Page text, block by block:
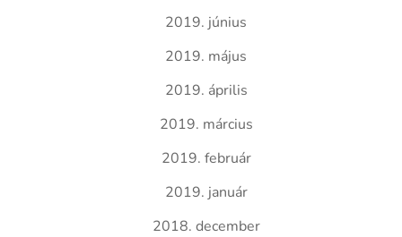
2019. június
2019. május
2019. április
2019. március
2019. február
2019. január
2018. december